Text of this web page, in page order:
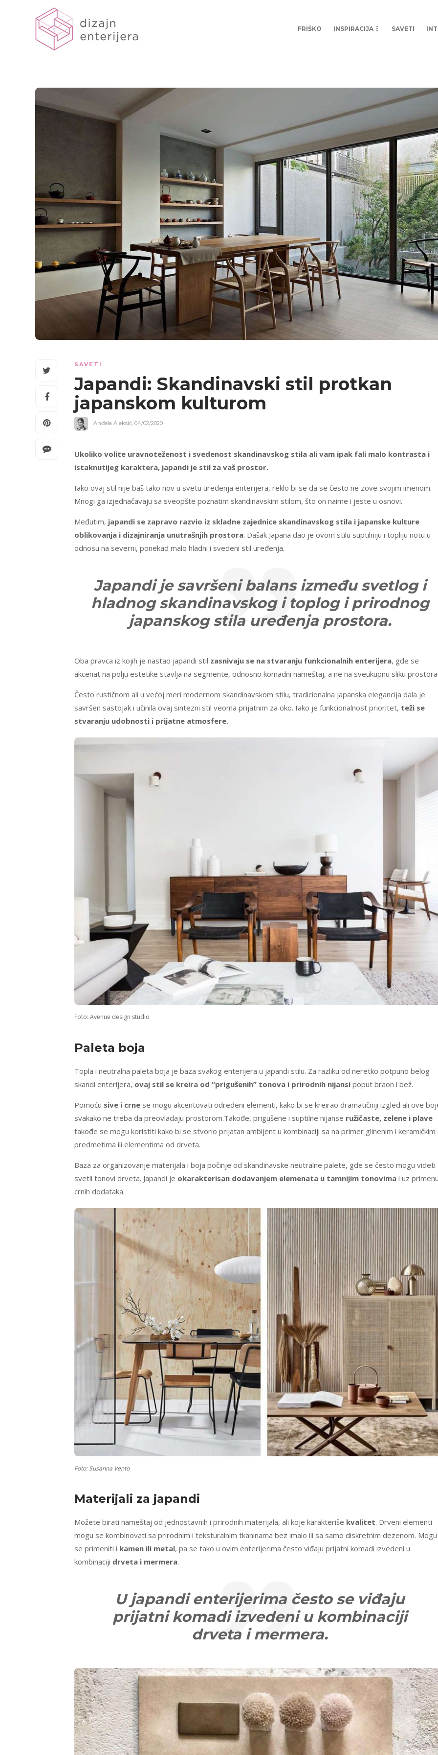
FRIŠKO INSPIRACIJA SAVETI
SAVETI
Japandi: Skandinavski stil protkan
japanskom kulturom
Anđela Aleksić, 04/02/2020
Ukoliko volite uravnoteženost i svedenost skandinavskog stila ali vam ipak fali malo kontrasta i
istaknutijeg karaktera, japandi je stil za vaš prostor.
Iako ovaj stil nije baš tako nov u svetu uređenja enterijera, reklo bi se da se često ne zove svojim imenom.
Mnogi ga izjednačavaju sa sveopšte poznatim skandinavskim stilom, što on naime i jeste u osnovi.
Međutim, japandi se zapravo razvio iz skladne zajednice skandinavskog stila i japanske kulture
oblikovanja i dizajniranja unutrašnjih prostora. Dašak Japana dao je ovom stilu suptilniju i topliju notu u
odnosu na severni, ponekad malo hladni i svedeni stil uređenja.
Japandi je savršeni balans između svetlog i
hladnog skandinavskog i toplog i prirodnog
japanskog stila uređenja prostora.
Oba pravca iz kojih je nastao japandi stil zasnivaju se na stvaranju funkcionalnih enterijera, gde se
akcenat na polju estetike stavlja na segmente, odnosno komadni nameštaj, a ne na sveukupnu sliku
Često rustičnom ali u većoj meri modernom skandinavskom stilu, tradicionalna japanska elegancija dala je
savršen sastojak i učinila ovaj sintezni stil veoma prijatnim za oko. Iako je funkcionalnost prioritet, teži se
stvaranju udobnosti i prijatne atmosfere.
Foto: Avenue design studio
Paleta boja
Topla i neutralna paleta boja je baza svakog enterijera u japandi stilu. Za razliku od neretko potpuno belog
skandi enterijera, ovaj stil se kreira od “prigušenih” tonova i prirodnih nijansi poput braon i bež.
Pomoću sive i crne se mogu akcentovati određeni elementi, kako bi se kreirao dramatičniji izgled ali ove
svakako ne treba da preovladaju prostorom.Takođe, prigušene i suptilne nijanse ružičaste, zelene i plave
takođe se mogu koristiti kako bi se stvorio prijatan ambijent u kombinaciji sa na primer glinenim i keramičkim
predmetima ili elementima od drveta.
Baza za organizovanje materijala i boja počinje od skandinavske neutralne palete, gde se često mogu videti
svetli tonovi drveta. Japandi je okarakterisan dodavanjem elemenata u tamnijim tonovima i uz
crnih dodataka.
Foto: Susanna Vento
Materijali za japandi
Možete birati nameštaj od jednostavnih i prirodnih materijala, ali koje karakteriše kvalitet. Drveni elementi
mogu se kombinovati sa prirodnim i teksturalnim tkaninama bez imalo ili sa samo diskretnim dezenom. Mogu
se primeniti i kamen ili metal, pa se tako u ovim enterijerima često viđaju prijatni komadi izvedeni u
kombinaciji drveta i mermera.
U japandi enterijerima često se viđaju
prijatni komadi izvedeni u kombinaciji
drveta i mermera.